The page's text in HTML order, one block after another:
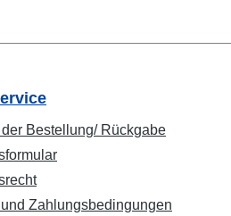
Bestellung/ Rückgabe
Zahlungsbedingungen